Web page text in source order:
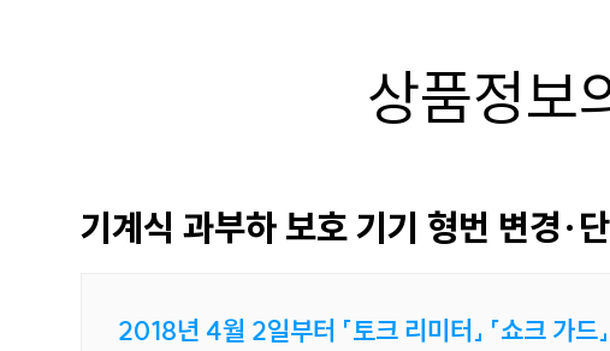
상품정보
기계식 과부하 보호 기기 형번 변경·
2018년 4월 2일부터 「토크 리미터」 「쇼크 가드